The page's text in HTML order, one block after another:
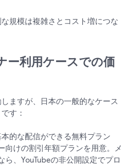
規模は複雑さとコスト増につな
ー利用ケースでの価
ますが、日本の一般的なケース
す：
的な配信ができる無料プラン
向けの割引年額プランを用意。メ
ら、YouTubeの非公開設定でプロ